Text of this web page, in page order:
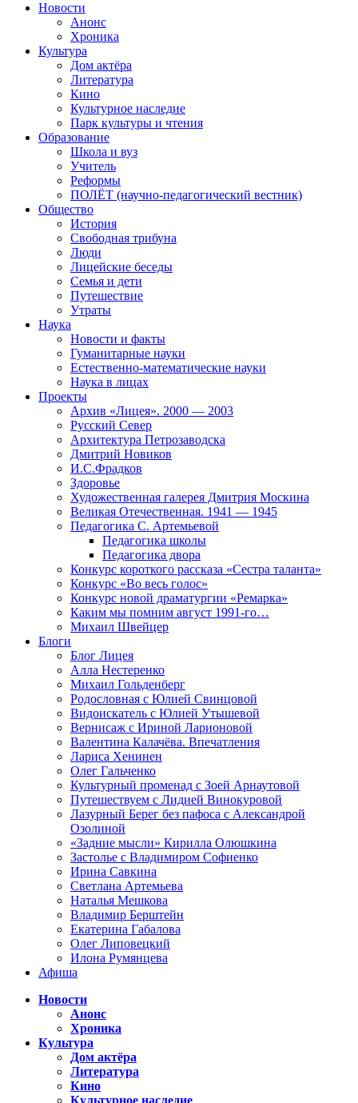
Новости
Анонс
Хроника
Культура
Дом актёра
Литература
Кино
Культурное наследие
Парк культуры и чтения
Образование
Школа и вуз
Учитель
Реформы
ПОЛЁТ (научно-педагогический вестник)
Общество
История
Свободная трибуна
Люди
Лицейские беседы
Семья и дети
Путешествие
Утраты
Наука
Новости и факты
Гуманитарные науки
Естественно-математические науки
Наука в лицах
Проекты
Архив «Лицея». 2000 — 2003
Русский Север
Архитектура Петрозаводска
Дмитрий Новиков
И.С.Фрадков
Здоровье
Художественная галерея Дмитрия Москина
Великая Отечественная. 1941 — 1945
Педагогика С. Артемьевой
Педагогика школы
Педагогика двора
Конкурс короткого рассказа «Сестра таланта»
Конкурс «Во весь голос»
Конкурс новой драматургии «Ремарка»
Каким мы помним август 1991-го…
Михаил Швейцер
Блоги
Блог Лицея
Алла Нестеренко
Михаил Гольденберг
Родословная с Юлией Свинцовой
Видоискатель с Юлией Утышевой
Вернисаж с Ириной Ларионовой
Валентина Калачёва. Впечатления
Лариса Хенинен
Олег Гальченко
Культурный променад с Зоей Арнаутовой
Путешествуем с Лидией Винокуровой
Лазурный Берег без пафоса с Александрой
Озолиной
«Задние мысли» Кирилла Олюшкина
Застолье с Владимиром Софиенко
Ирина Савкина
Светлана Артемьева
Наталья Мешкова
Владимир Берштейн
Екатерина Габалова
Олег Липовецкий
Илона Румянцева
Афиша
Новости
Анонс
Хроника
Культура
Дом актёра
Литература
Кино